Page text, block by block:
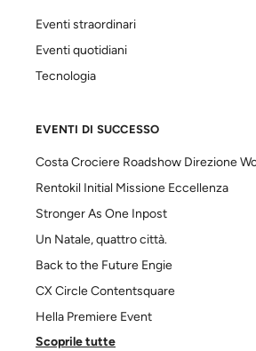
Eventi straordinari
Eventi quotidiani
Tecnologia
EVENTI DI SUCCESSO
Costa Crociere Roadshow Direzione
Rentokil Initial Missione Eccellenza
Stronger As One Inpost
Un Natale, quattro città.
Back to the Future Engie
CX Circle Contentsquare
Hella Premiere Event
Scoprile tutte